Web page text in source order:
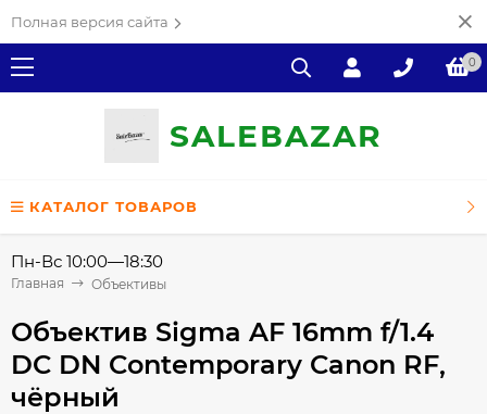
Полная версия сайта
0
SALEВAZAR
КАТАЛОГ ТОВАРОВ
Пн-Вс 10:00—18:30
Главная Объективы
Объектив Sigma AF 16mm f/1.4
DC DN Contemporary Canon RF,
чёрный